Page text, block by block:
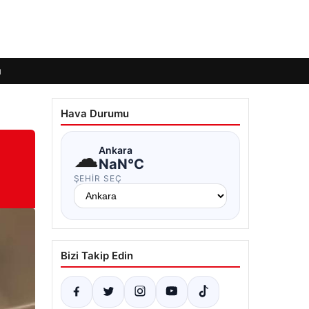
Hava Durumu
☁Ankara
NaN°C
ŞEHIR SEÇ
Bizi Takip Edin